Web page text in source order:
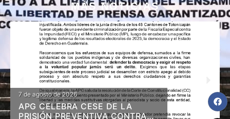
MÁS NOTICIAS
7 de agosto de 2026
APG CELEBRA CESE DE LA
PRISIÓN PREVENTIVA CONTRA